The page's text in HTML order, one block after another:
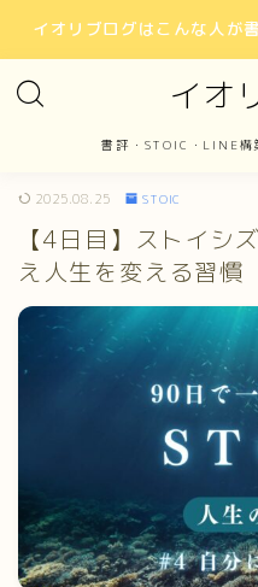
イオリブログはこんな人が
イオ
書評・STOIC・LINE構
MENU
書評
STOIC
お問い合わせ
プライバシーポリシー
2025.08.25 STOIC
【4日目】ストイシ
え人生を変える習慣